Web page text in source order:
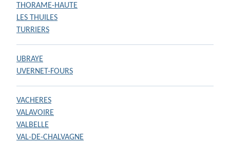
THORAME-HAUTE
LES THUILES
TURRIERS
UBRAYE
UVERNET-FOURS
VACHERES
VALAVOIRE
VALBELLE
VAL-DE-CHALVAGNE